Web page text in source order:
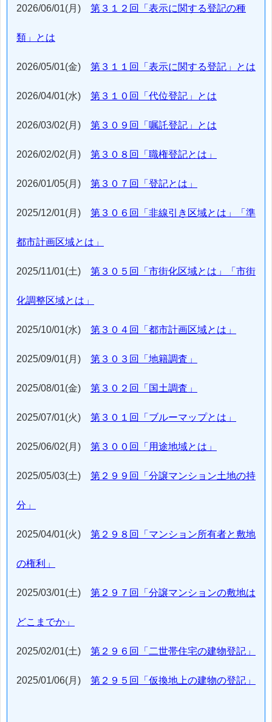
2026/06/01(月) 第３１２回「表示に関する登記の種
類」とは
2026/05/01(金) 第３１１回「表示に関する登記」とは
2026/04/01(水) 第３１０回「代位登記」とは
2026/03/02(月) 第３０９回「嘱託登記」とは
2026/02/02(月) 第３０８回「職権登記とは」
2026/01/05(月) 第３０７回「登記とは」
2025/12/01(月) 第３０６回「非線引き区域とは」「準
都市計画区域とは」
2025/11/01(土) 第３０５回「市街化区域とは」「市街
化調整区域とは」
2025/10/01(水) 第３０４回「都市計画区域とは」
2025/09/01(月) 第３０３回「地籍調査」
2025/08/01(金) 第３０２回「国土調査」
2025/07/01(火) 第３０１回「ブルーマップとは」
2025/06/02(月) 第３００回「用途地域とは」
2025/05/03(土) 第２９９回「分譲マンション土地の持
分」
2025/04/01(火) 第２９８回「マンション所有者と敷地
の権利」
2025/03/01(土) 第２９７回「分譲マンションの敷地は
どこまでか」
2025/02/01(土) 第２９６回「二世帯住宅の建物登記」
2025/01/06(月) 第２９５回「仮換地上の建物の登記」